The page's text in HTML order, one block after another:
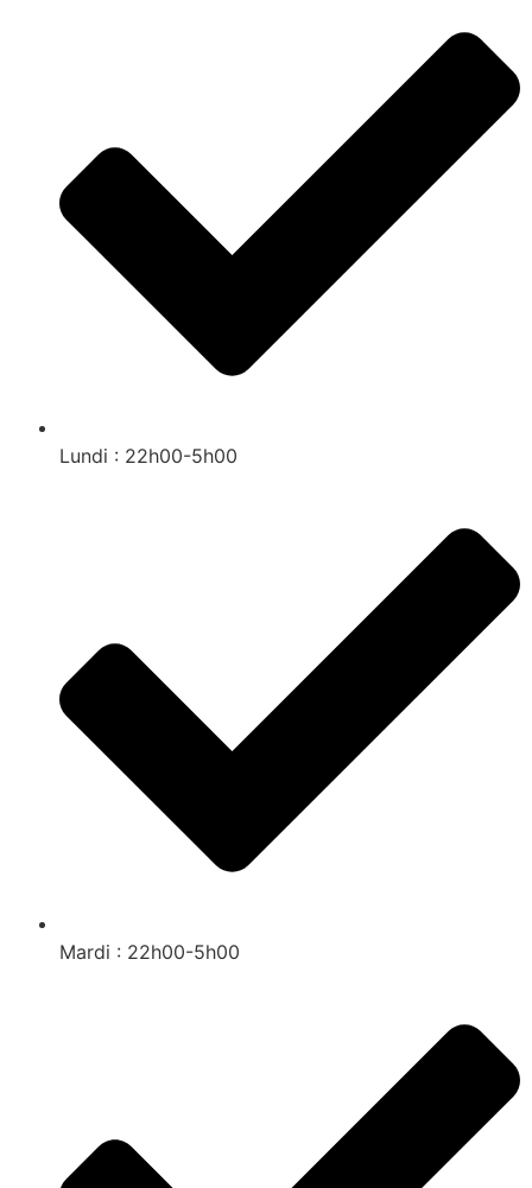
Lundi : 22h00-5h00
Mardi : 22h00-5h00